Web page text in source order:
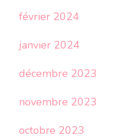
février 2024
janvier 2024
décembre 2023
novembre 2023
octobre 2023